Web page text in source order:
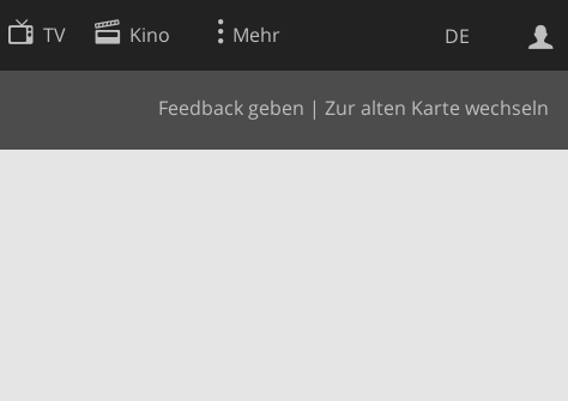
DE
TV Kino Mehr
Feedback geben | Zur alten Karte wechseln
Websuche